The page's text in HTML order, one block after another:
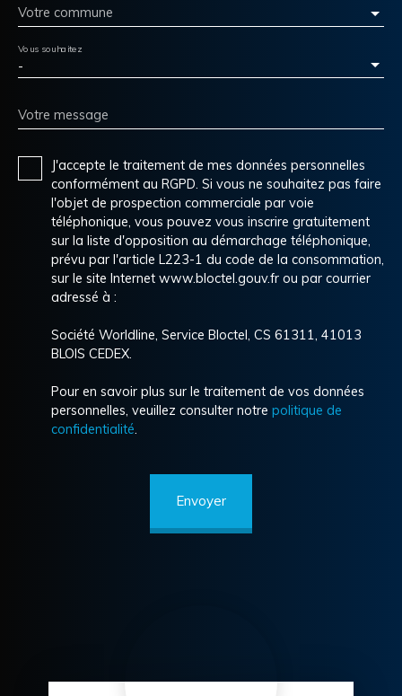
Votre commune
-
Vous souhaitez
Votre message
J'accepte le traitement de mes données personnelles
conformément au RGPD. Si vous ne souhaitez pas faire
l'objet de prospection commerciale par voie
téléphonique, vous pouvez vous inscrire gratuitement
sur la liste d'opposition au démarchage téléphonique,
prévu par l'article L223-1 du code de la consommation,
sur le site Internet www.bloctel.gouv.fr ou par courrier
adressé à :
Société Worldline, Service Bloctel, CS 61311, 41013
BLOIS CEDEX.
Pour en savoir plus sur le traitement de vos données
personnelles, veuillez consulter notre politique de
confidentialité.
Envoyer